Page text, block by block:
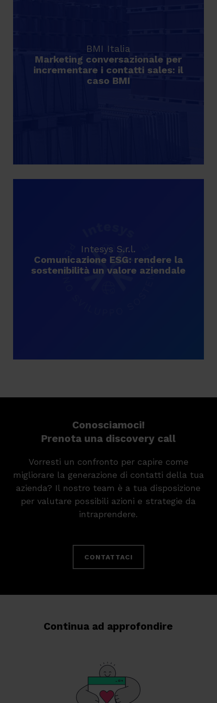
BMI Italia
Marketing conversazionale per
incrementare i contatti sales: il
caso BMI
Intesys S.r.l.
Comunicazione ESG: rendere la
sostenibilità un valore aziendale
Conosciamoci!
Prenota una discovery call
Vorresti un confronto per capire come
migliorare la generazione di contatti della tua
azienda? Il nostro team è a tua disposizione
per valutare possibili azioni e strategie da
intraprendere.
CONTATTACI
Continua ad approfondire